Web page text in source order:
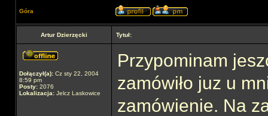
Góra
Artur Dzierzęcki Tytuł:
Dołączył(a): Cz sty 22, 2004
8:59 pm
Posty: 2076
Lokalizacja: Jelcz Laskowice
Przypominam
zamówiło juz u
zamówienie. Na